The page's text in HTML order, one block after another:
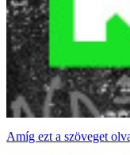
Amíg ezt a szöveget